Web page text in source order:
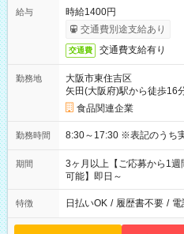
給与
時給1400円
交通費別途支給あり
交通費 交通費支給有り
勤務地
大阪市東住吉区
矢田(大阪府)駅から徒歩16
食品関連企業
勤務時間 8:30～17:30 ※表記
期間
3ヶ月以上【ご応募から1
可能】即日～
特徴 日払いOK / 履歴書不要 / 電